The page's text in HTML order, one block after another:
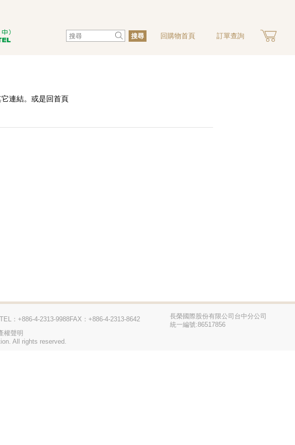
搜尋 回購物首頁 訂單查詢
連結。或是回首頁
TEL：+886-4-2313-9988FAX：+886-4-2313-8642
長榮國際股份有限公司台中分公司
統一編號:86517856
權聲明
All rights reserved.